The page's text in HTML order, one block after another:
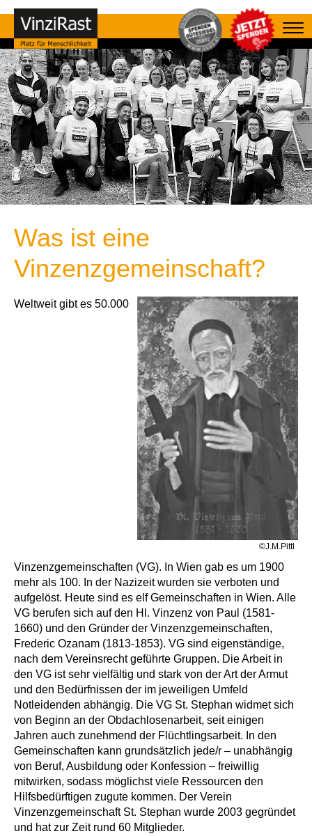
Was ist eine
Vinzenzgemeinschaft?
©J.M.Pittl
Weltweit gibt es 50.000
Vinzenzgemeinschaften (VG). In Wien gab es um 1900
mehr als 100. In der Nazizeit wurden sie verboten und
aufgelöst. Heute sind es elf Gemeinschaften in Wien. Alle
VG berufen sich auf den Hl. Vinzenz von Paul (1581-
1660) und den Gründer der Vinzenzgemeinschaften,
Frederic Ozanam (1813-1853). VG sind eigenständige,
nach dem Vereinsrecht geführte Gruppen. Die Arbeit in
den VG ist sehr vielfältig und stark von der Art der Armut
und den Bedürfnissen der im jeweiligen Umfeld
Notleidenden abhängig. Die VG St. Stephan widmet sich
von Beginn an der Obdachlosenarbeit, seit einigen
Jahren auch zunehmend der Flüchtlingsarbeit. In den
Gemeinschaften kann grundsätzlich jede/r – unabhängig
von Beruf, Ausbildung oder Konfession – freiwillig
mitwirken, sodass möglichst viele Ressourcen den
Hilfsbedürftigen zugute kommen. Der Verein
Vinzenzgemeinschaft St. Stephan wurde 2003 gegründet
und hat zur Zeit rund 60 Mitglieder.